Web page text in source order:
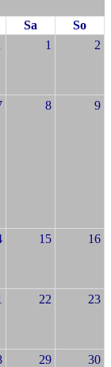
Sa
So
1 2
8 9
15 16
22 23
29 30